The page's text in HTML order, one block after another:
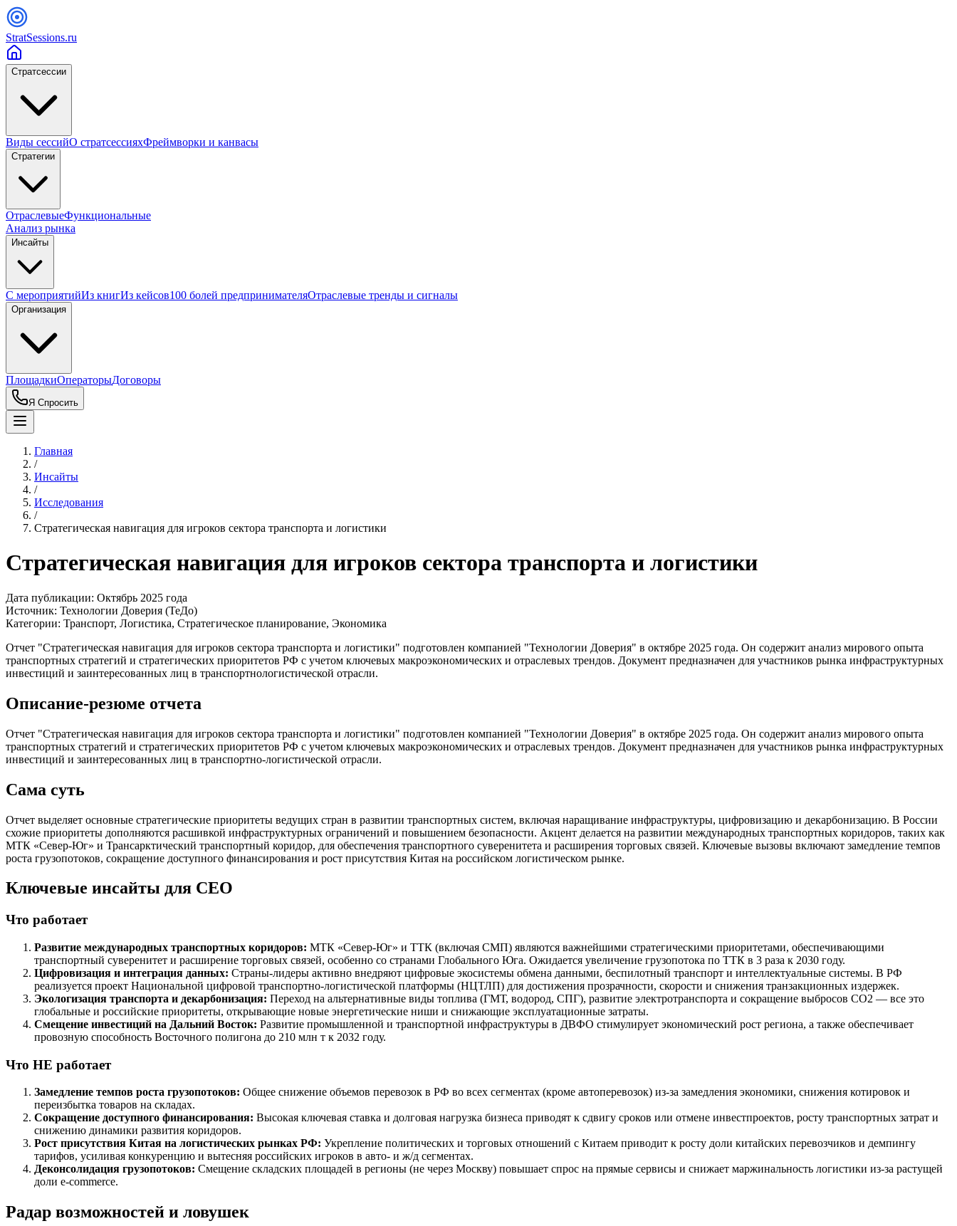
StratSessions.ru
Стратсессии
Виды сессийО стратсессияхФреймворки и канвасы
Стратегии
ОтраслевыеФункциональные
Анализ рынка
Инсайты
С мероприятийИз книгИз кейсов100 болей предпринимателяОтраслевые тренды и сигналы
Организация
ПлощадкиОператорыДоговоры
Я Спросить
Главная
/
Инсайты
/
Исследования
/
Стратегическая навигация для игроков сектора транспорта и логистики
Стратегическая навигация для игроков сектора транспорта и логистики
Дата публикации: Октябрь 2025 года
Источник: Технологии Доверия (ТеДо)
Категории: Транспорт, Логистика, Стратегическое планирование, Экономика
Отчет "Стратегическая навигация для игроков сектора транспорта и логистики" подготовлен компанией "Технологии Доверия" в октябре 2025 года. Он содержит анализ мирового опыта
транспортных стратегий и стратегических приоритетов РФ с учетом ключевых макроэкономических и отраслевых трендов. Документ предназначен для участников рынка инфраструктурных
инвестиций и заинтересованных лиц в транспортнологистической отрасли.
Описание-резюме отчета
Отчет "Стратегическая навигация для игроков сектора транспорта и логистики" подготовлен компанией "Технологии Доверия" в октябре 2025 года. Он содержит анализ мирового опыта
транспортных стратегий и стратегических приоритетов РФ с учетом ключевых макроэкономических и отраслевых трендов. Документ предназначен для участников рынка инфраструктурных
инвестиций и заинтересованных лиц в транспортно-логистической отрасли.
Сама суть
Отчет выделяет основные стратегические приоритеты ведущих стран в развитии транспортных систем, включая наращивание инфраструктуры, цифровизацию и декарбонизацию. В России
схожие приоритеты дополняются расшивкой инфраструктурных ограничений и повышением безопасности. Акцент делается на развитии международных транспортных коридоров, таких как
МТК «Север-Юг» и Трансарктический транспортный коридор, для обеспечения транспортного суверенитета и расширения торговых связей. Ключевые вызовы включают замедление темпов
роста грузопотоков, сокращение доступного финансирования и рост присутствия Китая на российском логистическом рынке.
Ключевые инсайты для СЕО
Что работает
Развитие международных транспортных коридоров: МТК «Север-Юг» и ТТК (включая СМП) являются важнейшими стратегическими приоритетами, обеспечивающими
транспортный суверенитет и расширение торговых связей, особенно со странами Глобального Юга. Ожидается увеличение грузопотока по ТТК в 3 раза к 2030 году.
Цифровизация и интеграция данных: Страны-лидеры активно внедряют цифровые экосистемы обмена данными, беспилотный транспорт и интеллектуальные системы. В РФ
реализуется проект Национальной цифровой транспортно-логистической платформы (НЦТЛП) для достижения прозрачности, скорости и снижения транзакционных издержек.
Экологизация транспорта и декарбонизация: Переход на альтернативные виды топлива (ГМТ, водород, СПГ), развитие электротранспорта и сокращение выбросов CO2 — все это
глобальные и российские приоритеты, открывающие новые энергетические ниши и снижающие эксплуатационные затраты.
Смещение инвестиций на Дальний Восток: Развитие промышленной и транспортной инфраструктуры в ДВФО стимулирует экономический рост региона, а также обеспечивает
провозную способность Восточного полигона до 210 млн т к 2032 году.
Что НЕ работает
Замедление темпов роста грузопотоков: Общее снижение объемов перевозок в РФ во всех сегментах (кроме автоперевозок) из-за замедления экономики, снижения котировок и
переизбытка товаров на складах.
Сокращение доступного финансирования: Высокая ключевая ставка и долговая нагрузка бизнеса приводят к сдвигу сроков или отмене инвестпроектов, росту транспортных затрат и
снижению динамики развития коридоров.
Рост присутствия Китая на логистических рынках РФ: Укрепление политических и торговых отношений с Китаем приводит к росту доли китайских перевозчиков и демпингу
тарифов, усиливая конкуренцию и вытесняя российских игроков в авто- и ж/д сегментах.
Деконсолидация грузопотоков: Смещение складских площадей в регионы (не через Москву) повышает спрос на прямые сервисы и снижает маржинальность логистики из-за растущей
доли e-commerce.
Радар возможностей и ловушек